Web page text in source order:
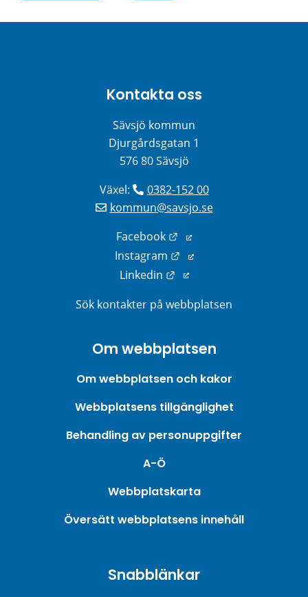
Kontakta oss
Sävsjö kommun
Djurgårdsgatan 1
576 80 Sävsjö
Växel:
0382-152 00
kommun@savsjo.se
Facebook
Länk till annan
Instagram
Länk till annan
Linkedin
Länk till annan webbplats.
Sök kontakter på webbplatsen
Om webbplatsen
Om webbplatsen och kakor
Webbplatsens tillgänglighet
Behandling av personuppgifter
A-Ö
Webbplatskarta
Översätt webbplatsens innehåll
Snabblänkar